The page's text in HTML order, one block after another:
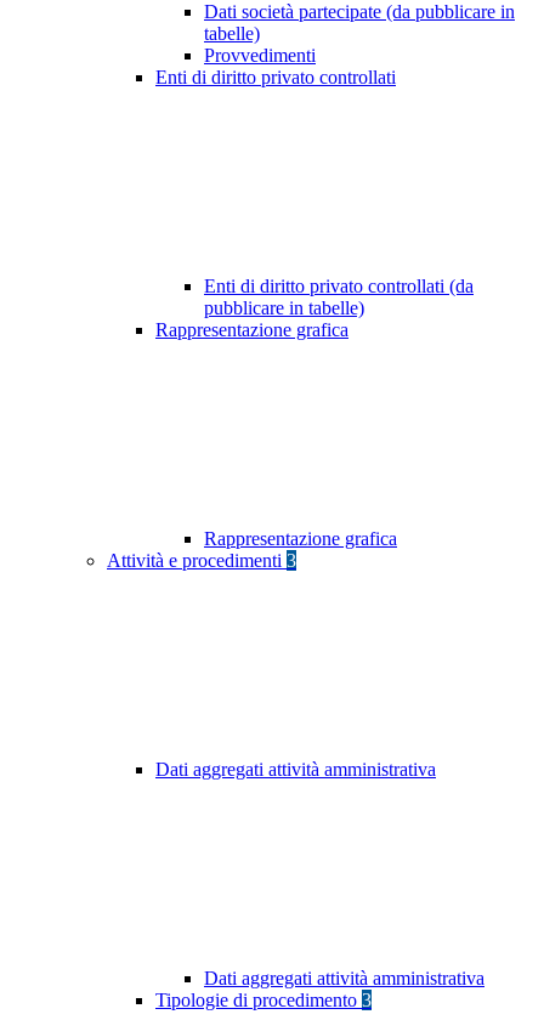
Dati società partecipate (da pubblicare in
tabelle)
Provvedimenti
Enti di diritto privato controllati
Enti di diritto privato controllati (da
pubblicare in tabelle)
Rappresentazione grafica
Rappresentazione grafica
Attività e procedimenti 3
Dati aggregati attività amministrativa
Dati aggregati attività amministrativa
Tipologie di procedimento 3